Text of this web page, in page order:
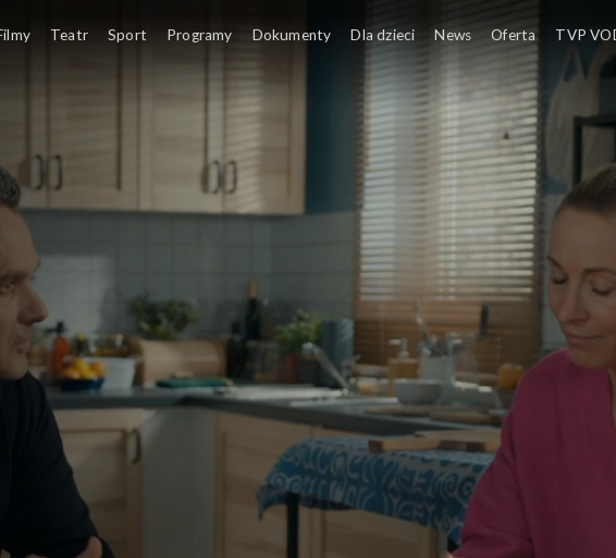
Teatr Sport Programy Dokumenty Dla dzieci News Oferta TVP